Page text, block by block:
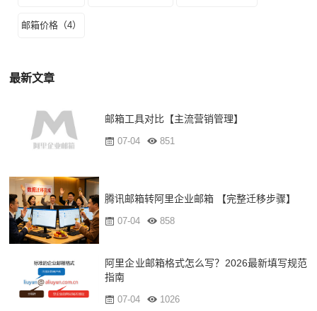
邮箱价格（4）
最新文章
邮箱工具对比【主流营销管理】
07-04 851
腾讯邮箱转阿里企业邮箱 【完整迁移步骤】
07-04 858
阿里企业邮箱格式怎么写？2026最新填写规范
指南
07-04 1026